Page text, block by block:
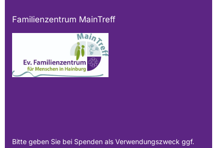
Familienzentrum MainTreff
Bitte geben Sie bei Spenden als Verwendungszweck ggf.